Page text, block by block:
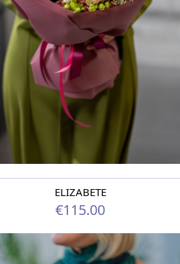
Pieejams šodienELIZABETE
€115.00